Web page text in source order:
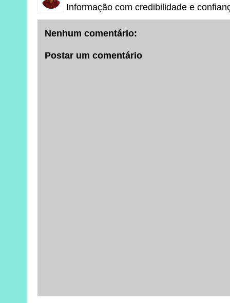
Informação com credibilidade e
Nenhum comentário:
Postar um comentário